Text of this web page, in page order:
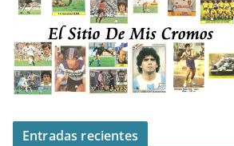
Entradas recientes